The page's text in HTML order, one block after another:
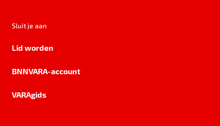
Sluit je aan
Lid worden
BNNVARA-account
VARAgids